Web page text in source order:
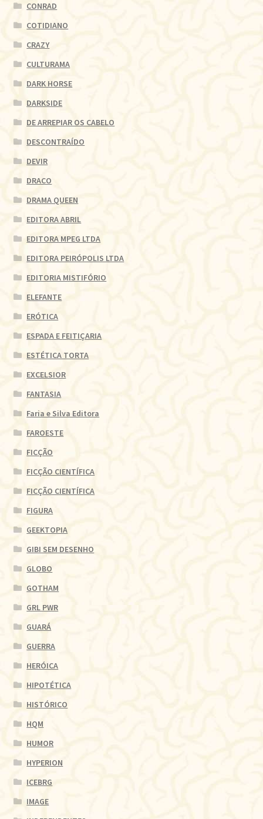
CONRAD
COTIDIANO
CRAZY
CULTURAMA
DARK HORSE
DARKSIDE
DE ARREPIAR OS CABELO
DESCONTRAÍDO
DEVIR
DRACO
DRAMA QUEEN
EDITORA ABRIL
EDITORA MPEG LTDA
EDITORA PEIRÓPOLIS LTDA
EDITORIA MISTIFÓRIO
ELEFANTE
ERÓTICA
ESPADA E FEITIÇARIA
ESTÉTICA TORTA
EXCELSIOR
FANTASIA
Faria e Silva Editora
FAROESTE
FICÇÃO
FICÇÃO CIENTÍFICA
FICÇÃO CIENTÍFICA
FIGURA
GEEKTOPIA
GIBI SEM DESENHO
GLOBO
GOTHAM
GRL PWR
GUARÁ
GUERRA
HERÓICA
HIPOTÉTICA
HISTÓRICO
HQM
HUMOR
HYPERION
ICEBRG
IMAGE